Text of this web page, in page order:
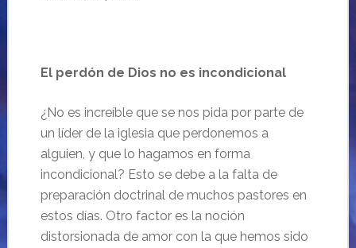
El perdón de Dios no es incondicional
¿No es increíble que se nos pida por parte de
un líder de la iglesia que perdonemos a
alguien, y que lo hagamos en forma
incondicional? Esto se debe a la falta de
preparación doctrinal de muchos pastores en
estos días. Otro factor es la noción
distorsionada de amor con la que hemos sido